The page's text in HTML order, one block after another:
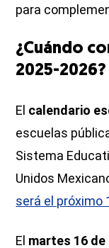
para
¿Cuándo
2025-2026?
El calendario
escuelas
Sistema
Unidos
será el próximo
El martes 16